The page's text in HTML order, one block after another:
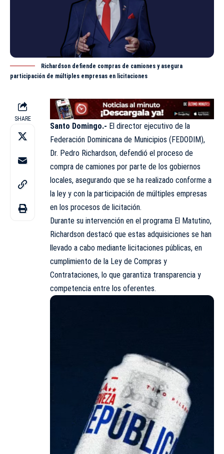
Richardson defiende compras de camiones y asegura
participación de múltiples empresas en licitaciones
SHARE
Santo Domingo.- El director ejecutivo de la
Federación Dominicana de Municipios (FEDODIM),
Dr. Pedro Richardson, defendió el proceso de
compra de camiones por parte de los gobiernos
locales, asegurando que se ha realizado conforme a
la ley y con la participación de múltiples empresas
en los procesos de licitación.
Durante su intervención en el programa El Matutino,
Richardson destacó que estas adquisiciones se han
llevado a cabo mediante licitaciones públicas, en
cumplimiento de la Ley de Compras y
Contrataciones, lo que garantiza transparencia y
competencia entre los oferentes.